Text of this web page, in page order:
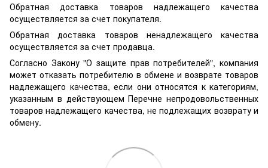
Обратная доставка товаров надлежащего качества
осуществляется за счет покупателя.
Обратная доставка товаров ненадлежащего качества
осуществляется за счет продавца.
Согласно Закону "О защите прав потребителей", компания
может отказать потребителю в обмене и возврате товаров
надлежащего качества, если они относятся к категориям,
указанным в действующем Перечне непродовольственных
товаров надлежащего качества, не подлежащих возврату и
обмену.